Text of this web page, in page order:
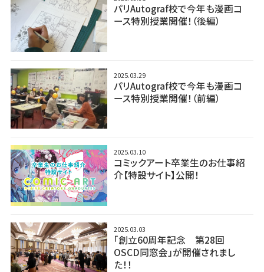
パリAutograf校で今年も漫画コ
ース特別授業開催！（後編）
2025.03.29
パリAutograf校で今年も漫画コ
ース特別授業開催！（前編）
2025.03.10
コミックアート卒業生のお仕事紹
介【特設サイト】公開！
2025.03.03
「創立60周年記念 第28回
OSCD同窓会」が開催されまし
た！！